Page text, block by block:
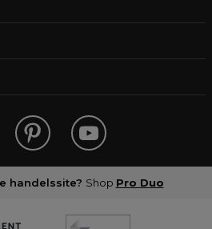
handelssite? Shop Pro Duo